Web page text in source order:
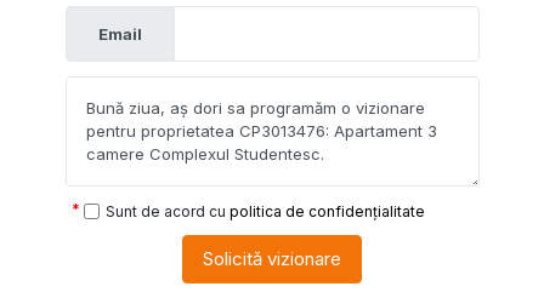
Email
Sunt de acord cu politica de confidențialitate
Solicită vizionare